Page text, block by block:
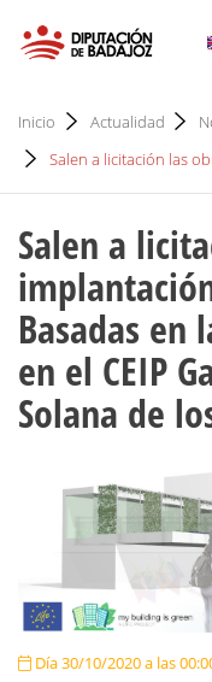
Inicio Actualidad
Salen a licitación las
Salen a
Basadas en
en el CEIP
Solana de
Día 30/10/2020 a las